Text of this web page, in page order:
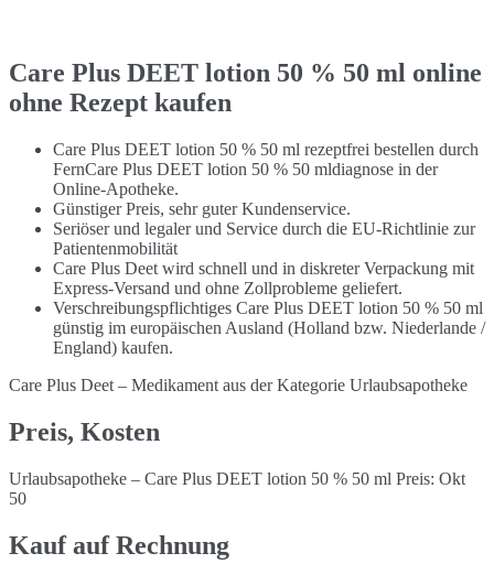
Care Plus DEET lotion 50 % 50 ml online
ohne Rezept kaufen
Care Plus DEET lotion 50 % 50 ml rezeptfrei bestellen durch
FernCare Plus DEET lotion 50 % 50 mldiagnose in der
Online-Apotheke.
Günstiger Preis, sehr guter Kundenservice.
Seriöser und legaler und Service durch die EU-Richtlinie zur
Patientenmobilität
Care Plus Deet wird schnell und in diskreter Verpackung mit
Express-Versand und ohne Zollprobleme geliefert.
Verschreibungspflichtiges Care Plus DEET lotion 50 % 50 ml
günstig im europäischen Ausland (Holland bzw. Niederlande /
England) kaufen.
Care Plus Deet – Medikament aus der Kategorie Urlaubsapotheke
Preis, Kosten
Urlaubsapotheke – Care Plus DEET lotion 50 % 50 ml Preis: Okt
50
Kauf auf Rechnung